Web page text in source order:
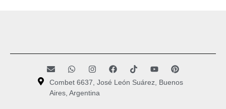
Combet 6637, José León Suárez, Buenos
Aires, Argentina